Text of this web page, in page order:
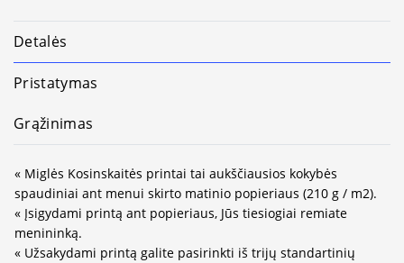
Detalės
Pristatymas
Grąžinimas
« Miglės Kosinskaitės printai tai aukščiausios kokybės
spaudiniai ant menui skirto matinio popieriaus (210 g / m2).
« Įsigydami printą ant popieriaus, Jūs tiesiogiai remiate
menininką.
« Užsakydami printą galite pasirinkti iš trijų standartinių